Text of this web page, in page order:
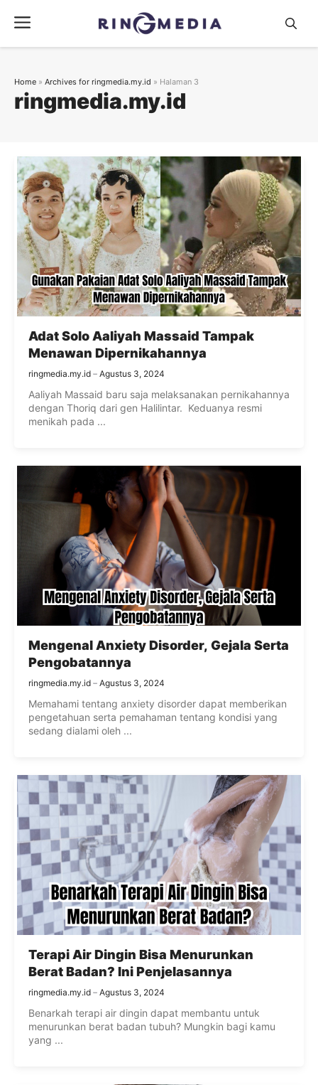
isi
Menu
ringmedia.my.id
Home » Archives for ringmedia.my.id » Halaman 3
Adat Solo Aaliyah Massaid Tampak
Menawan Dipernikahannya
ringmedia.my.id Agustus 3, 2024
Aaliyah Massaid baru saja melaksanakan pernikahannya
dengan Thoriq dari gen Halilintar. Keduanya resmi
menikah pada ...
Mengenal Anxiety Disorder, Gejala Serta
Pengobatannya
ringmedia.my.id Agustus 3, 2024
Memahami tentang anxiety disorder dapat memberikan
pengetahuan serta pemahaman tentang kondisi yang
sedang dialami oleh ...
Terapi Air Dingin Bisa Menurunkan
Berat Badan? Ini Penjelasannya
ringmedia.my.id Agustus 3, 2024
Benarkah terapi air dingin dapat membantu untuk
menurunkan berat badan tubuh? Mungkin bagi kamu
yang ...